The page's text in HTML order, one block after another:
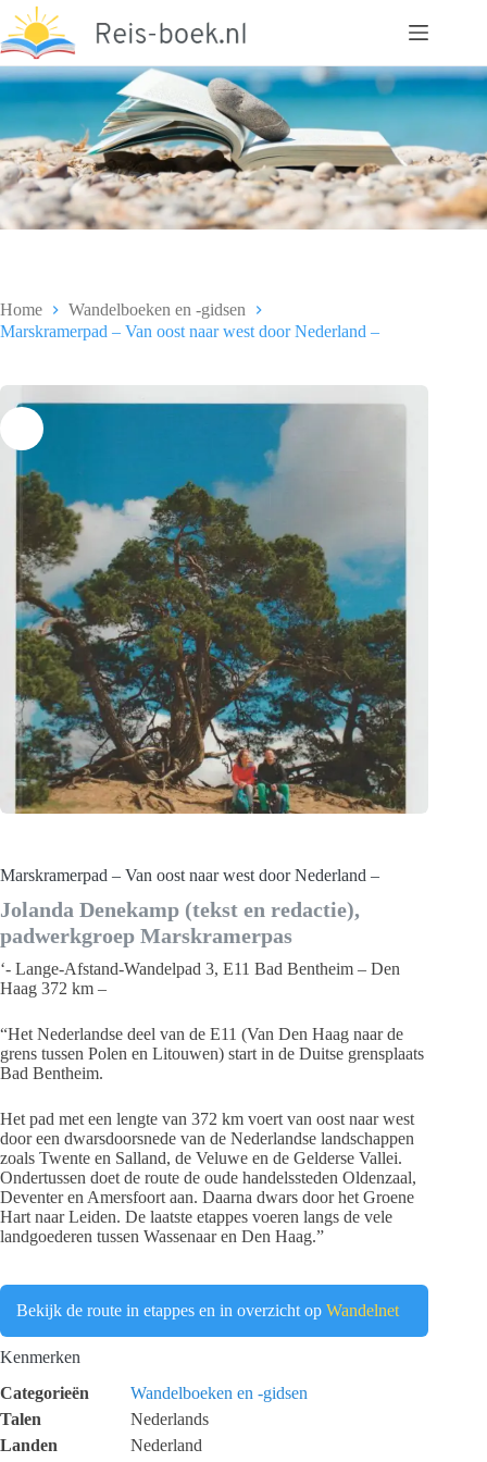
naar
de
inhoud
Home
Wandelboeken en -gidsen
Marskramerpad – Van oost naar west door Nederland –
Marskramerpad – Van oost naar west door Nederland –
Jolanda Denekamp (tekst en redactie),
padwerkgroep Marskramerpas
‘- Lange-Afstand-Wandelpad 3, E11 Bad Bentheim – Den
Haag 372 km –
“Het Nederlandse deel van de E11 (Van Den Haag naar de
grens tussen Polen en Litouwen) start in de Duitse grensplaats
Bad Bentheim.
Het pad met een lengte van 372 km voert van oost naar west
door een dwarsdoorsnede van de Nederlandse landschappen
zoals Twente en Salland, de Veluwe en de Gelderse Vallei.
Ondertussen doet de route de oude handelssteden Oldenzaal,
Deventer en Amersfoort aan. Daarna dwars door het Groene
Hart naar Leiden. De laatste etappes voeren langs de vele
landgoederen tussen Wassenaar en Den Haag.”
Bekijk de route in etappes en in overzicht op Wandelnet
Kenmerken
Categorieën
Wandelboeken en -gidsen
Talen
Nederlands
Landen
Nederland